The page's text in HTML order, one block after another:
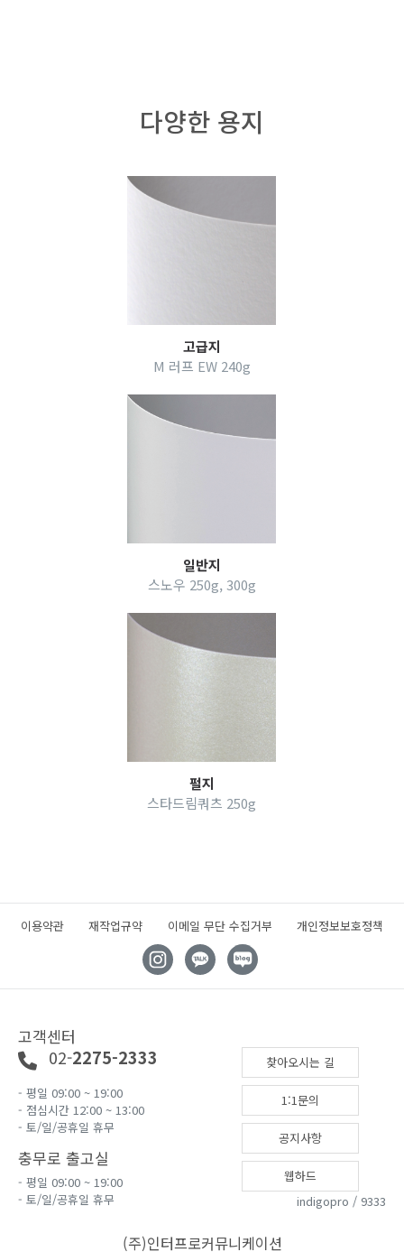
다양한 용지
고급지
M 러프 EW 240g
일반지
스노우 250g, 300g
펄지
스타드림쿼츠 250g
이용약관 재작업규약 이메일 무단 수집거부 개인정보보호정책
고객센터
02-2275-2333
- 평일 09:00 ~ 19:00
- 점심시간 12:00 ~ 13:00
- 토/일/공휴일 휴무
충무로 출고실
- 평일 09:00 ~ 19:00
- 토/일/공휴일 휴무
찾아오시는 길
1:1문의
공지사항
웹하드
indigopro / 9333
(주)인터프로커뮤니케이션